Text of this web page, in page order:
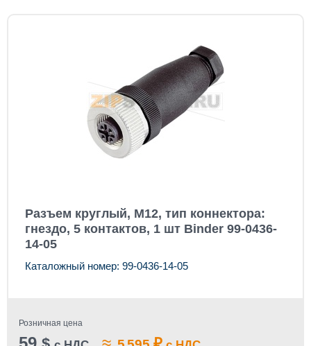
Разъем круглый, M12, тип коннектора:
гнездо, 5 контактов, 1 шт Binder 99-0436-
14-05
Каталожный номер: 99-0436-14-05
Розничная цена